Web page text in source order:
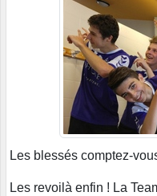
Les blessés comptez-
Les revoilà enfin ! La